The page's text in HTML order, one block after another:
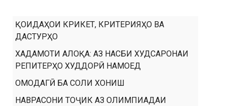
ҚОИДАҲОИ КРИКЕТ, КРИТЕРИЯҲО ВА
ДАСТУРҲО
ХАДАМОТИ АЛОҚА: АЗ НАСБИ ХУДСАРОНАИ
РЕПИТЕРҲО ХУДДОРӢ НАМОЕД
ОМОДАГӢ БА СОЛИ ХОНИШ
НАВРАСОНИ ТОҶИК АЗ ОЛИМПИАДАИ